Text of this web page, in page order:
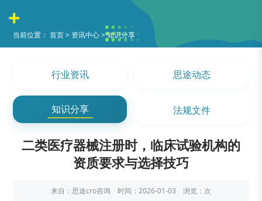
当前位置：首页> 资讯中心>知识分享
行业资讯 思途动态
知识分享 法规文件
二类医疗器械注册时，临床试验机构的
资质要求与选择技巧
来自：思途cro咨询 时间：2026-01-03 浏览： 次